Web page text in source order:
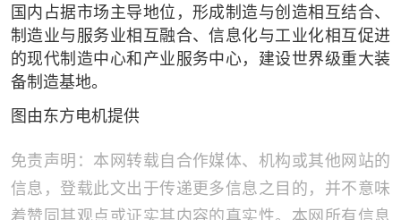
国内占据市场主导地位，形成制造与创造相互结合、
制造业与服务业相互融合、信息化与工业化相互促进
的现代制造中心和产业服务中心，建设世界级重大装
备制造基地。
图由东方电机提供
免责声明：本网转载自合作媒体、机构或其他网站的
信息，登载此文出于传递更多信息之目的，并不意味